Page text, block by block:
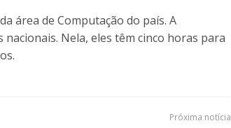
área de Computação do país. A
Nela, eles têm cinco horas para
Próxima notícia